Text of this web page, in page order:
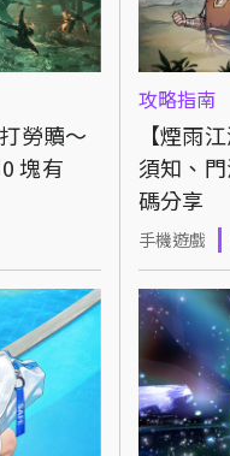
勞贖～
塊有
攻略指南
【煙雨
須知、
碼分享
手機遊戲